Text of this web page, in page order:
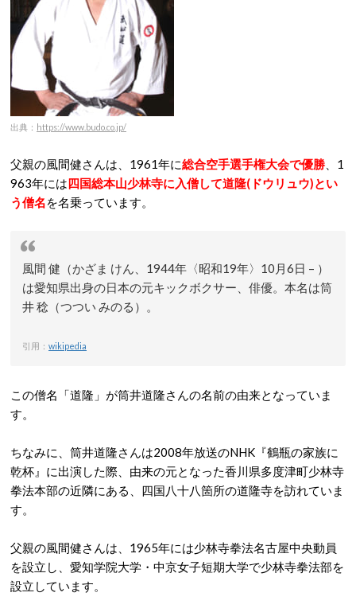
出典： https://www.budo.co.jp/
父親の風間健さんは、1961年に総合空手選手権大会で優勝 、1
963年には四国総本山少林寺に入僧して道隆(ドウリュウ)とい
う僧名を名乗っています。
風間 健（かざま けん、1944年〈昭和19年〉10月6日 – ）
は愛知県出身の日本の元キックボクサー、俳優。本名は筒
井 稔（つつい みのる）。
引用： wikipedia
この僧名「道隆」が筒井道隆さんの名前の由来となっていま
す。
ちなみに、筒井道隆さんは2008年放送のNHK『鶴瓶の家族に
乾杯』に出演した際、由来の元となった香川県多度津町少林寺
拳法本部の近隣にある、四国八十八箇所の道隆寺を訪れていま
す。
父親の風間健さんは、1965年には少林寺拳法名古屋中央動員
を設立し、愛知学院大学・中京女子短期大学で少林寺拳法部を
設立しています。